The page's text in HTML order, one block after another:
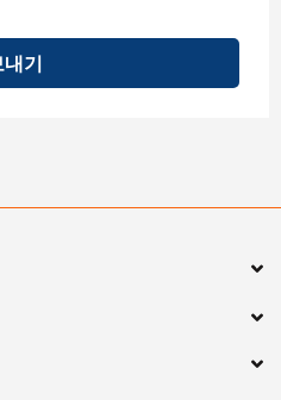
내기